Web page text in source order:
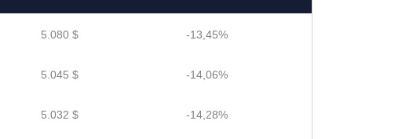
5.080 $ -13,45%
5.045 $ -14,06%
5.032 $ -14,28%